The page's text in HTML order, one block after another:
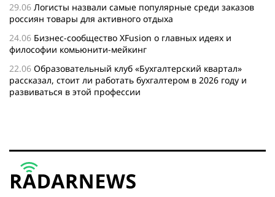
29.06 Логисты назвали самые популярные среди заказов
россиян товары для активного отдыха
24.06 Бизнес-сообщество XFusion о главных идеях и
философии комьюнити-мейкинг
22.06 Образовательный клуб «Бухгалтерский квартал»
рассказал, стоит ли работать бухгалтером в 2026 году и
развиваться в этой профессии
бизнесу нужен ребрендинг для роста компании
26.05Инновационное десятилетие России: бизнес, власть
и общество формируют будущее